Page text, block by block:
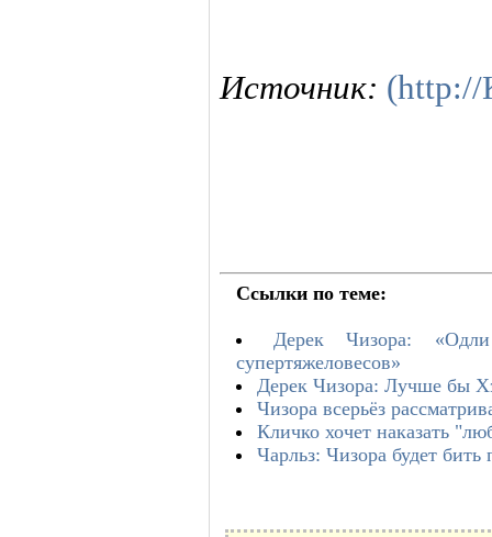
Источник: (http://
Ссылки по теме:
Дерек Чизора:
супертяжеловесов»
Дерек Чизора: Лучше бы
Чизора всерьёз
Кличко хочет наказать
Чарльз: Чизора будет